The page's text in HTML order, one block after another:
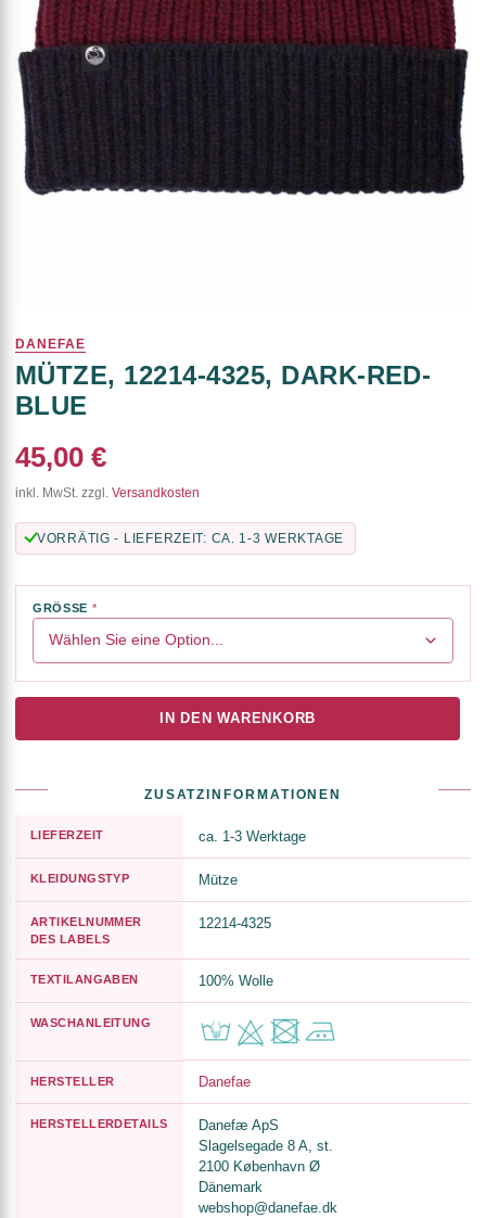
DANEFAE
MÜTZE, 12214-4325, DARK-RED-
BLUE
45,00 €
inkl. MwSt. zzgl. Versandkosten
VORRÄTIG - LIEFERZEIT: CA. 1-3 WERKTAGE
GRÖSSE
IN DEN WARENKORB
ZUSATZINFORMATIONEN
LIEFERZEIT ca. 1-3 Werktage
KLEIDUNGSTYP Mütze
ARTIKELNUMMER
DES LABELS
12214-4325
TEXTILANGABEN 100% Wolle
WASCHANLEITUNG
HERSTELLER Danefae
HERSTELLERDETAILS
Danefæ ApS
Slagelsegade 8 A, st.
2100 København Ø
Dänemark
webshop@danefae.dk